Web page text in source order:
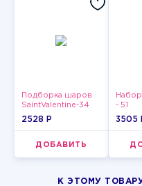
Подборка шаров
SaintValentine-34
2528 P
ДОБАВИТЬ
- 51
3505
К ЭТОМУ